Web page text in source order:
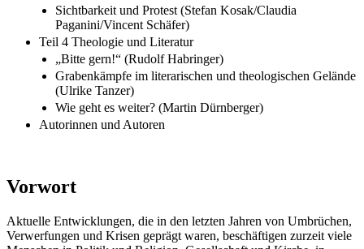
Sichtbarkeit und Protest (Stefan Kosak/Claudia
Paganini/Vincent Schäfer)
Teil 4 Theologie und Literatur
„Bitte gern!“ (Rudolf Habringer)
Grabenkämpfe im literarischen und theologischen Gelände
(Ulrike Tanzer)
Wie geht es weiter? (Martin Dürnberger)
Autorinnen und Autoren
Vorwort
Aktuelle Entwicklungen, die in den letzten Jahren von Umbrüchen,
Verwerfungen und Krisen geprägt waren, beschäftigen zurzeit viele